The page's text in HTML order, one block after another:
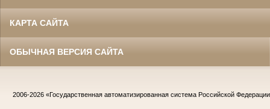
КАРТА САЙТА
ОБЫЧНАЯ ВЕРСИЯ САЙТА
2006-2026 «Государственная автоматизированная система Российской